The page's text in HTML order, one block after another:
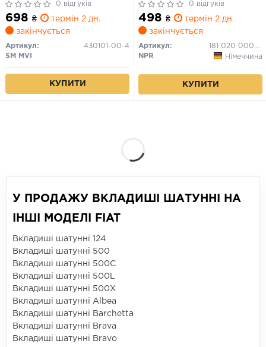
16V/1.9TD (вир-во SM)
0 відгуків
698 ₴
термін 2 дн.
закінчується
Артикул:
430101-00-4
SM MVI
КУПИТИ
0 відгуків
498 ₴
термін 2 дн.
закінчується
Артикул:
181 020 0006 21
NPR
Німеччина
КУПИТИ
У ПРОДАЖУ ВКЛАДИШІ ШАТУННІ НА
ІНШІ МОДЕЛІ FIAT
Вкладиші шатунні 124
Вкладиші шатунні 500
Вкладиші шатунні 500C
Вкладиші шатунні 500L
Вкладиші шатунні 500X
Вкладиші шатунні Albea
Вкладиші шатунні Barchetta
Вкладиші шатунні Brava
Вкладиші шатунні Bravo